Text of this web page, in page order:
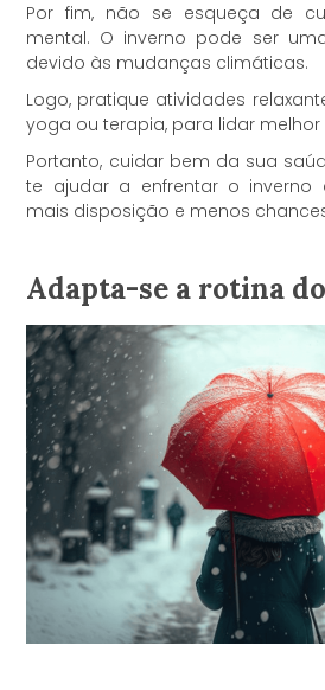
Por fim, não se esqueça de
mental. O inverno pode ser
devido às mudanças climáticas.
Logo, pratique atividades
yoga ou terapia, para lidar
Portanto, cuidar bem da sua
te ajudar a enfrentar o inverno
mais disposição e menos
Adapta-se a rotina